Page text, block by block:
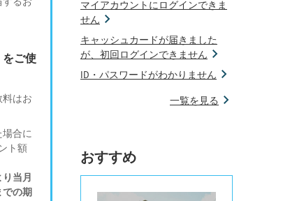
をご使
はお
合に
ト額
当月
の期
マイアカウントにログインできま
せん
キャッシュカードが届きました
が、初回ログインできません
ID・パスワードがわかりません
一覧を見る
おすすめ